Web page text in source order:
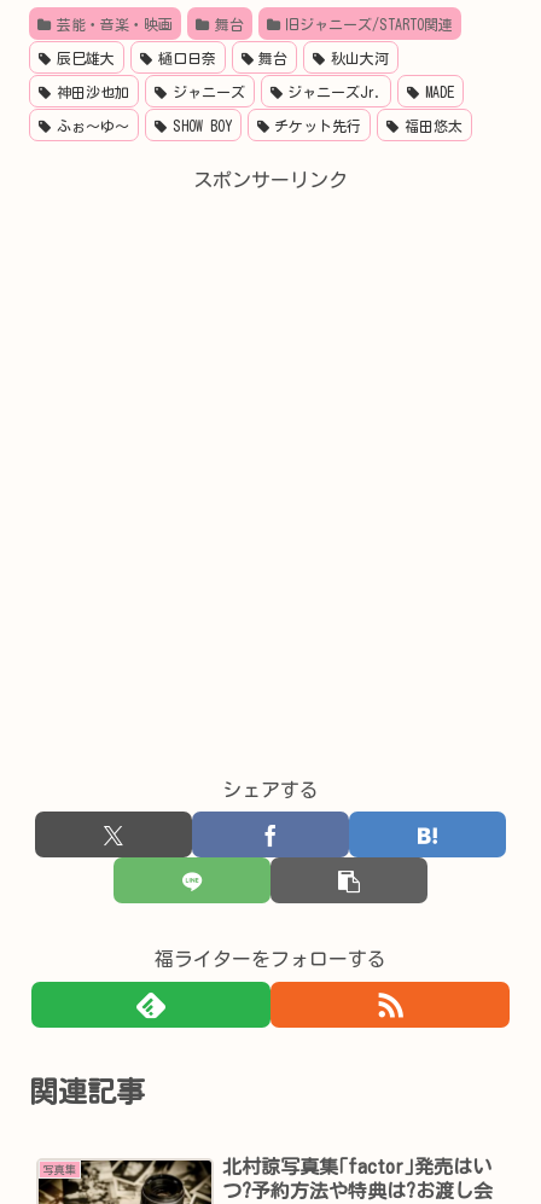
芸能・音楽・映画 舞台 旧ジャニーズ/STARTO関連
辰巳雄大 樋口日奈 舞台 秋山大河
神田沙也加 ジャニーズ ジャニーズJr. MADE
ふぉ～ゆ～ SHOW BOY チケット先行 福田悠太
スポンサーリンク
シェアする
福ライターをフォローする
関連記事
写真集
北村諒写真集｢factor｣発売はい
つ?予約方法や特典は?お渡し会